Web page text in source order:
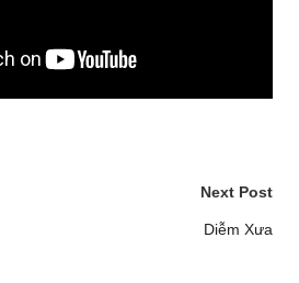
Next Post
Diễm Xưa